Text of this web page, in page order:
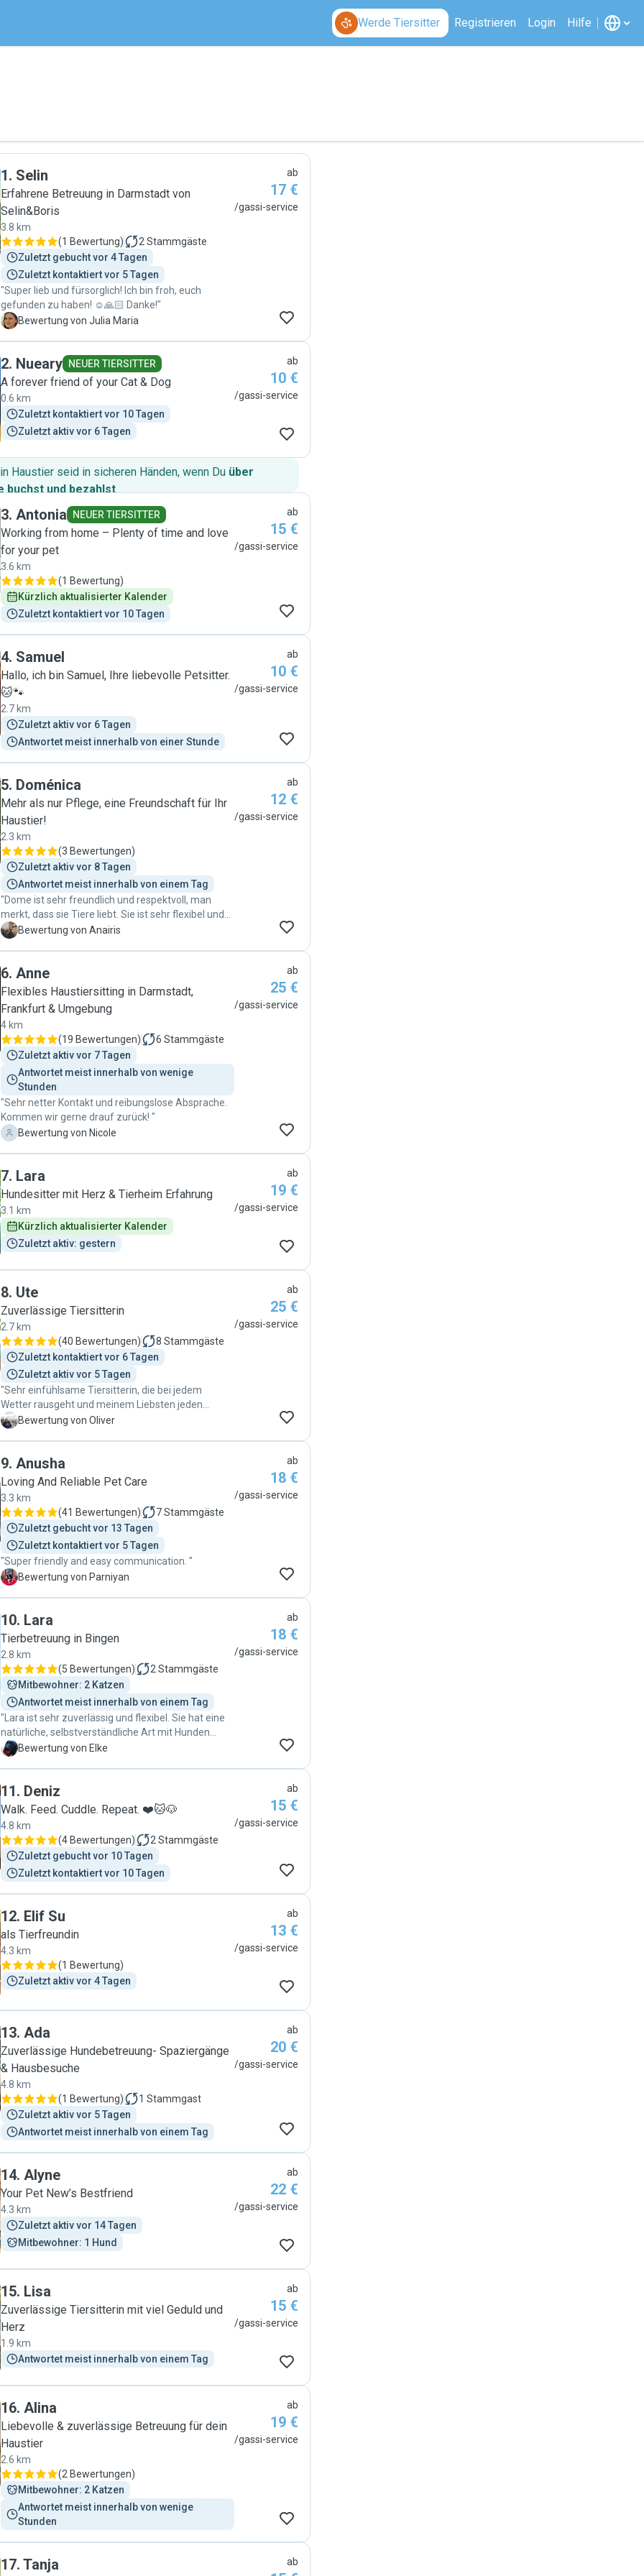
Werde Tiersitter Registrieren Login Hilfe
1. Selin
Erfahrene Betreuung in Darmstadt von
Selin&Boris
3.8 km
(1 Bewertung) 2 Stammgäste
Zuletzt gebucht vor 4 Tagen
Zuletzt kontaktiert vor 5 Tagen
"Super lieb und fürsorglich! Ich bin froh, euch
gefunden zu haben! ☺️🙏🏻 Danke!"
J
Bewertung von Julia Maria
ab
17 €
/gassi-service
2. Nueary NEUER TIERSITTER
A forever friend of your Cat & Dog
0.6 km
Zuletzt kontaktiert vor 10 Tagen
Zuletzt aktiv vor 6 Tagen
ab
10 €
/gassi-service
Haustier seid in sicheren Händen, wenn Du über
buchst und bezahlst.
3. Antonia NEUER TIERSITTER
Working from home – Plenty of time and love
for your pet
3.6 km
(1 Bewertung)
Kürzlich aktualisierter Kalender
Zuletzt kontaktiert vor 10 Tagen
ab
15 €
/gassi-service
4. Samuel
Hallo, ich bin Samuel, Ihre liebevolle Petsitter.
🐱🐾
2.7 km
Zuletzt aktiv vor 6 Tagen
Antwortet meist innerhalb von einer Stunde
ab
10 €
/gassi-service
5. Doménica
Mehr als nur Pflege, eine Freundschaft für Ihr
Haustier!
2.3 km
(3 Bewertungen)
Zuletzt aktiv vor 8 Tagen
Antwortet meist innerhalb von einem Tag
"Dome ist sehr freundlich und respektvoll, man
merkt, dass sie Tiere liebt. Sie ist sehr flexibel und
pünktlich. Ich werde auf jeden Fall weiter nach ihr
A Bewertung von Anairis
ab
12 €
/gassi-service
6. Anne
Flexibles Haustiersitting in Darmstadt,
Frankfurt & Umgebung
4 km
(19 Bewertungen) 6 Stammgäste
Zuletzt aktiv vor 7 Tagen
Antwortet meist innerhalb von wenige
Stunden
"Sehr netter Kontakt und reibungslose Absprache.
Kommen wir gerne drauf zurück! "
N
Bewertung von Nicole
ab
25 €
/gassi-service
7. Lara
Hundesitter mit Herz & Tierheim Erfahrung
3.1 km
Kürzlich aktualisierter Kalender
Zuletzt aktiv: gestern
ab
19 €
/gassi-service
8. Ute
Zuverlässige Tiersitterin
2.7 km
(40 Bewertungen) 8 Stammgäste
Zuletzt kontaktiert vor 6 Tagen
Zuletzt aktiv vor 5 Tagen
"Sehr einfühlsame Tiersitterin, die bei jedem
Wetter rausgeht und meinem Liebsten jeden
Wunsch von den Augen abliest. Sehr kompetent,
O Bewertung von Oliver
ab
25 €
/gassi-service
9. Anusha
Loving And Reliable Pet Care
3.3 km
(41 Bewertungen) 7Stammgäste
Zuletzt gebucht vor 13 Tagen
Zuletzt kontaktiert vor 5 Tagen
"Super friendly and easy communication. "
P Bewertung von Parniyan
ab
18 €
/gassi-service
10. Lara
Tierbetreuung in Bingen
2.8 km
(5 Bewertungen) 2 Stammgäste
Mitbewohner: 2 Katzen
Antwortet meist innerhalb von einem Tag
"Lara ist sehr zuverlässig und flexibel. Sie hat eine
natürliche, selbstverständliche Art mit Hunden
umzugehen und hat Amico eine schöne Zeit
E Bewertung von Elke
ab
18 €
/gassi-service
11. Deniz
Walk. Feed. Cuddle. Repeat. ❤️🐱🐶
4.8 km
(4 Bewertungen) 2 Stammgäste
Zuletzt gebucht vor 10 Tagen
Zuletzt kontaktiert vor 10 Tagen
ab
15 €
/gassi-service
12. Elif Su
als Tierfreundin
4.3 km
(1 Bewertung)
Zuletzt aktiv vor 4 Tagen
ab
13 €
/gassi-service
13. Ada
Zuverlässige Hundebetreuung- Spaziergänge
& Hausbesuche
4.8 km
(1 Bewertung) 1 Stammgast
Zuletzt aktiv vor 5 Tagen
Antwortet meist innerhalb von einem Tag
ab
20 €
/gassi-service
14. Alyne
Your Pet New’s Bestfriend
4.3 km
Zuletzt aktiv vor 14 Tagen
Mitbewohner: 1 Hund
ab
22 €
/gassi-service
15. Lisa
Zuverlässige Tiersitterin mit viel Geduld und
Herz
1.9 km
Antwortet meist innerhalb von einem Tag
ab
15 €
/gassi-service
16. Alina
Liebevolle & zuverlässige Betreuung für dein
Haustier
2.6 km
(2 Bewertungen)
Mitbewohner: 2 Katzen
Antwortet meist innerhalb von wenige
Stunden
ab
19 €
/gassi-service
17. Tanja ab